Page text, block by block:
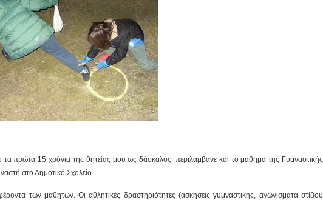
πρώτα 15 χρόνια της θητείας μου ως δάσκαλος, περιλάμβανε και το μάθημα της Γυμναστικής,
στο Δημοτικό Σχολείο.
των μαθητών. Οι αθλητικές δραστηριότητες (ασκήσεις γυμναστικής, αγωνίσματα στίβου,